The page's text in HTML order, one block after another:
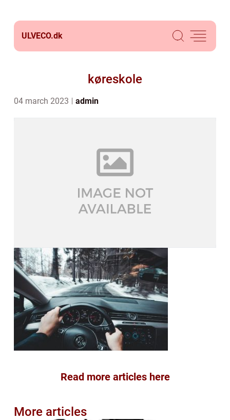
ULVECO.dk
køreskole
04 march 2023 admin
Read more articles here
More articles